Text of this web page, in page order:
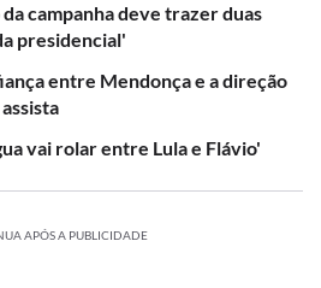
campanha deve trazer duas
presidencial'
entre Mendonça e a direção
vai rolar entre Lula e Flávio'
APÓS A PUBLICIDADE